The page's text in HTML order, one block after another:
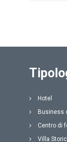
Hotel
Business
Centro di
Villa